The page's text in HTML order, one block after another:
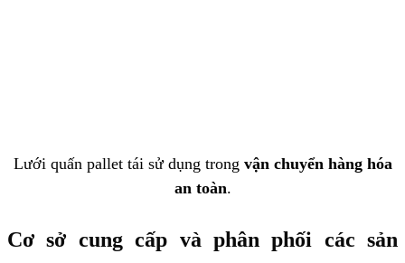
Lưới quấn pallet tái sử dụng trong vận chuyển hàng hóa
an toàn.
Cơ sở cung cấp và phân phối các sản